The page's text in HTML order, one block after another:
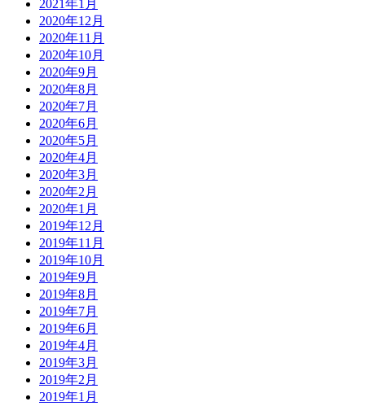
2021年1月
2020年12月
2020年11月
2020年10月
2020年9月
2020年8月
2020年7月
2020年6月
2020年5月
2020年4月
2020年3月
2020年2月
2020年1月
2019年12月
2019年11月
2019年10月
2019年9月
2019年8月
2019年7月
2019年6月
2019年4月
2019年3月
2019年2月
2019年1月